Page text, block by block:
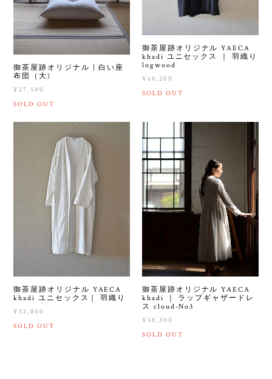
御茶屋跡オリジナル | 白い座
布団（大)
¥27,500
SOLD OUT
御茶屋跡オリジナル YAECA
khadi ユニセックス ｜ 羽織り
logwood
¥68,200
SOLD OUT
御茶屋跡オリジナル YAECA
khadi ユニセックス｜ 羽織り
¥52,800
SOLD OUT
御茶屋跡オリジナル YAECA
khadi ｜ ラップギャザードレ
ス cloud-No3
¥58,300
SOLD OUT